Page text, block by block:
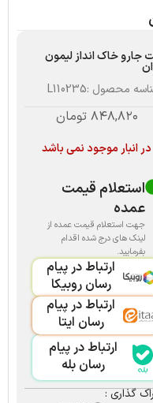
۸۴۸,۸۲۰ تومان
در انبار موجود نمی باشد
استعلام قیمت
عمده
جهت استعلام قیمت عمده از
لینک های درج شده اقدام
بفرمایید.
ارتباط در پیام
رسان بله
ارتباط در پیام
رسان روبیکا
ارتباط در پیام
رسان ایتا
گذاری :
جارو خاک انداز لیمون
محصول :L110235